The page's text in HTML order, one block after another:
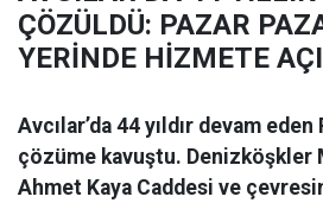
ÇÖZÜLDÜ: PAZAR
YERİNDE HİZMETE
Avcılar’da 44 yıldır devam
çözüme kavuştu. Denizköşkler
Ahmet Kaya Caddesi ve